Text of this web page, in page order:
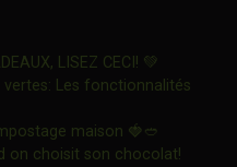
LISEZ CECI! 💚
vertes: Les fonctionnalités
s'ouvrira dans une nouvelle
maison 🍓🥙
on choisit son chocolat!Ce lien